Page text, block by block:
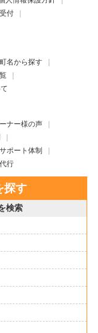
付
町名から探す
ナー様の声
サポート体制
行
探す
検索